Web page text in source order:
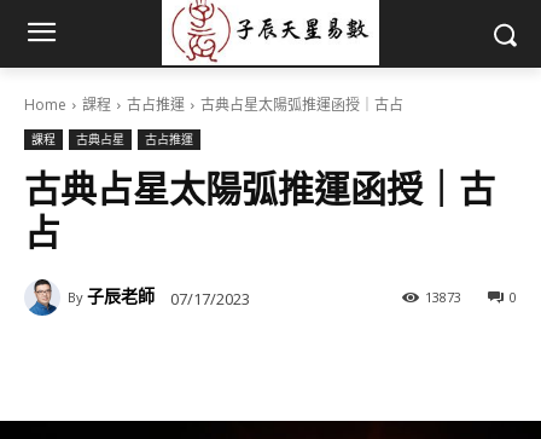
Home 課程 古占推運 古典占星太陽弧推運函授｜古占
課程 古典占星 古占推運
古典占星太陽弧推運函授｜古
占
By 子辰老師 07/17/2023 0
13873